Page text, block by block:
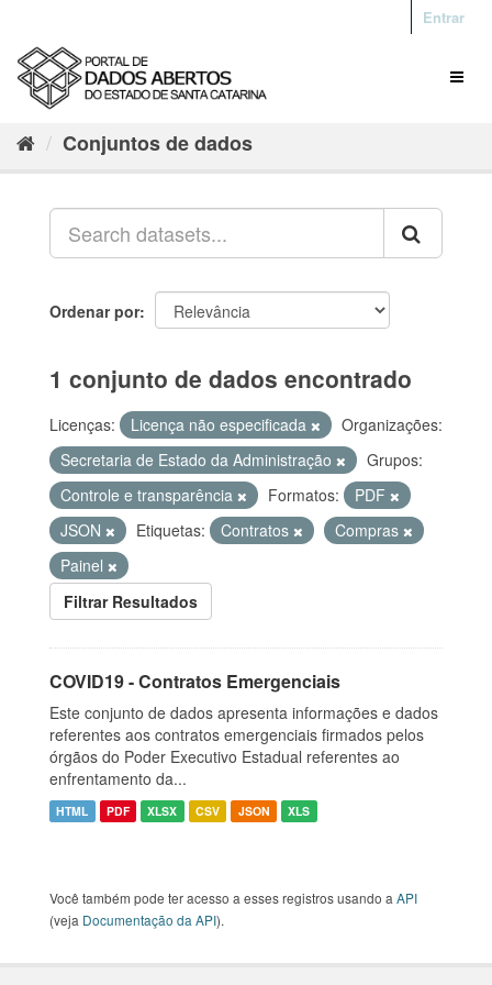
Entrar
Conjuntos de dados
Ordenar por
1 conjunto de dados encontrado
Licenças: Licença não especificada
Organizações:
Secretaria de Estado da Administração
Grupos:
Controle e transparência
Formatos:
PDF
JSON
Etiquetas: Contratos
Compras
Painel
Filtrar Resultados
COVID19 - Contratos Emergenciais
Este conjunto de dados apresenta informações e dados
referentes aos contratos emergenciais firmados pelos
órgãos do Poder Executivo Estadual referentes ao
enfrentamento da...
HTML PDF XLSX CSV JSON XLS
Você também pode ter acesso a esses registros usando a API
(veja Documentação da API).